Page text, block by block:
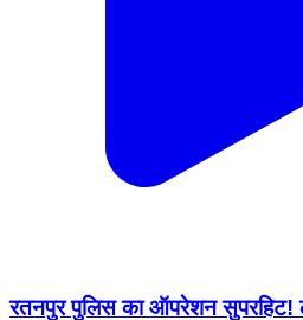
रतनपुर पुलिस का ऑपरेशन सुपरहिट!